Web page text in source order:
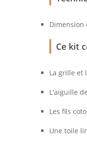
Dimension
Ce kit
La grille et
L'aiguille
Les fils
Une toile